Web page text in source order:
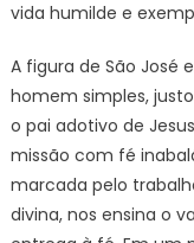
vida humilde e
A figura de São José
homem simples,
o pai adotivo de
missão com fé
marcada pelo
divina, nos ensina o